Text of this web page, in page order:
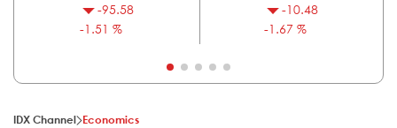
-95.58
-1.51 %
-10.48
-1.67 %
IDX Channel Economics